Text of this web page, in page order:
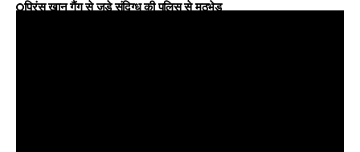
प्रिंस खान गैंग से जुड़े संदिग्ध की पुलिस से मुठभेड़